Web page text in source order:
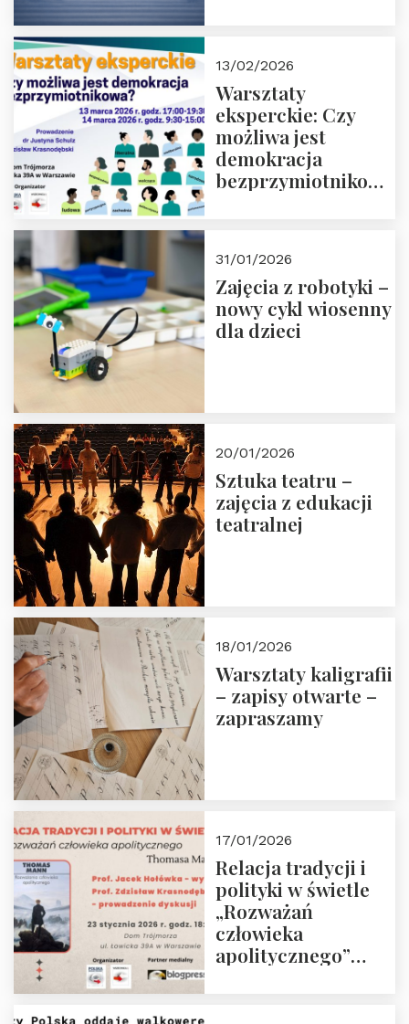
13/02/2026
Warsztaty
eksperckie: Czy
możliwa jest
demokracja
bezprzymiotnikowa?
31/01/2026
Zajęcia z robotyki –
nowy cykl wiosenny
dla dzieci
20/01/2026
Sztuka teatru –
zajęcia z edukacji
teatralnej
18/01/2026
Warsztaty kaligrafii
– zapisy otwarte –
zapraszamy
17/01/2026
Relacja tradycji i
polityki w świetle
„Rozważań
człowieka
apolitycznego”